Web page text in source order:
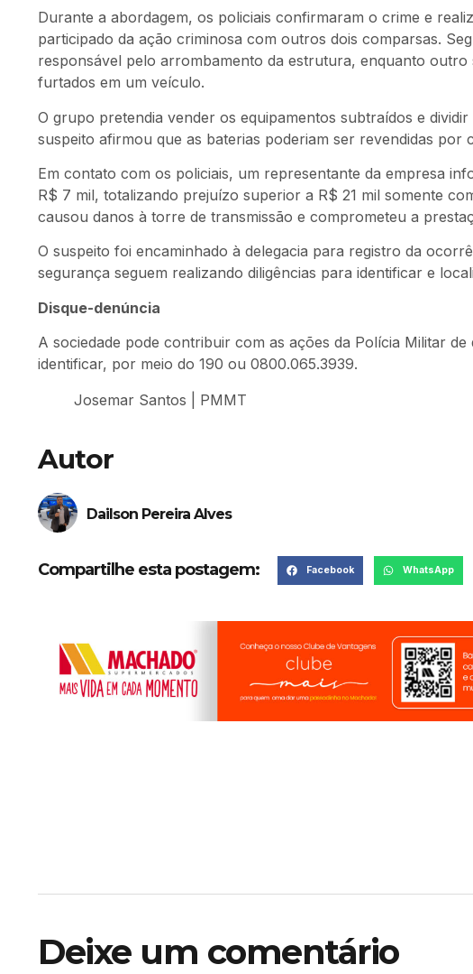
Durante a abordagem, os policiais confirmaram o crime e
participado da ação criminosa com outros dois comparsas.
responsável pelo arrombamento da estrutura, enquanto
furtados em um veículo.
O grupo pretendia vender os equipamentos subtraídos e
suspeito afirmou que as baterias poderiam ser revendidas por
Em contato com os policiais, um representante da empresa
R$ 7 mil, totalizando prejuízo superior a R$ 21 mil somente
causou danos à torre de transmissão e comprometeu a
O suspeito foi encaminhado à delegacia para registro da
segurança seguem realizando diligências para identificar e
Disque-denúncia
A sociedade pode contribuir com as ações da Polícia Militar
identificar, por meio do 190 ou 0800.065.3939.
Josemar Santos | PMMT
Autor
Dailson Pereira Alves
Compartilhe esta postagem: Facebook WhatsApp
Deixe um comentário